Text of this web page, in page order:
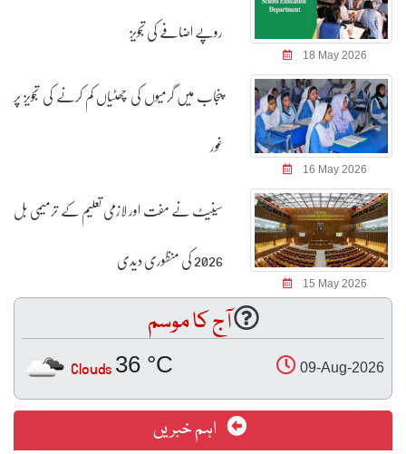
18 May 2026
روپے اضافے کی تجویز
16 May 2026
پنجاب میں گرمیوں کی چھٹیاں کم کرنے کی تجویز پر
غور
15 May 2026
سینیٹ نے مفت اور لازمی تعلیم کے ترمیمی بل
2026 کی منظوری دیدی
آج کا موسم
09-Aug-2026
36 °C
Clouds
اہم خبریں